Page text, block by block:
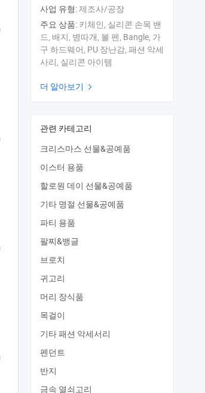
사업 유형:제조사/공장
주요 상품: 키체인, 실리콘 손목 밴
드, 배지, 병따개, 볼 펜, Bangle, 가
구 하드웨어, PU 장난감, 패션 악세
사리, 실리콘 아이템
더 알아보기 
관련 카테고리
크리스마스 선물&공예품
이스터 용품
할로원 데이 선물&공예품
기타 명절 선물&공예품
파티 용품
팔찌&뱅글
브로치
귀고리
머리 장식품
목걸이
기타 패션 악세서리
펜던트
반지
금속 열쇠고리